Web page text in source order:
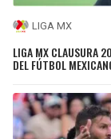
LIGA MX
LIGA MX CLAUSURA
DEL FÚTBOL